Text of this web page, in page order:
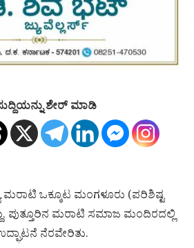
ಶೇರ್ ಮಾಡಿ
ಮರಾಟಿ ಒಕ್ಕೂಟ ಮಂಗಳೂರು (ಪರಿಶಿಷ್ಟ
ಪುತ್ತೂರಿನ ಮರಾಟಿ ಸಮಾಜ ಮಂದಿರದಲ್ಲಿ
ನೆರವೇರಿತು.